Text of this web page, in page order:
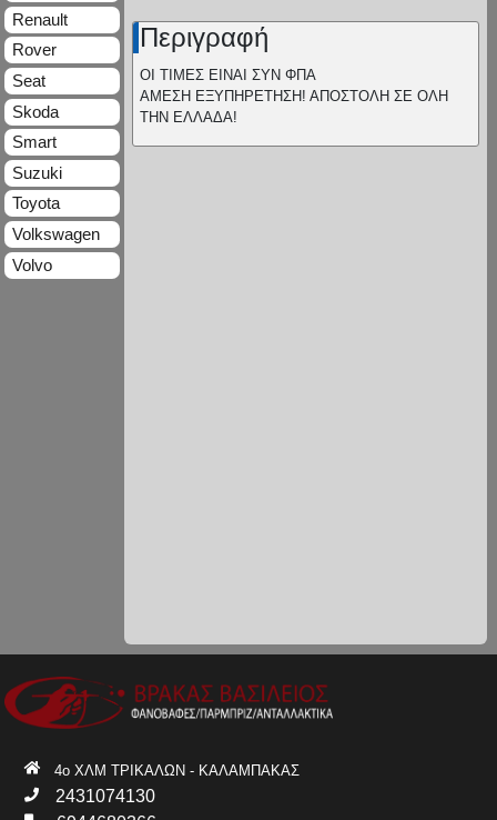
Περιγραφή
ΟΙ ΤΙΜΕΣ ΕΙΝΑΙ ΣΥΝ ΦΠΑ
ΑΜΕΣΗ ΕΞΥΠΗΡΕΤΗΣΗ! ΑΠΟΣΤΟΛΗ ΣΕ ΟΛΗ
ΤΗΝ ΕΛΛΑΔΑ!
Renault
Rover
Seat
Skoda
Smart
Suzuki
Toyota
Volkswagen
Volvo
4ο ΧΛΜ ΤΡΙΚΑΛΩΝ - ΚΑΛΑΜΠΑΚΑΣ
2431074130